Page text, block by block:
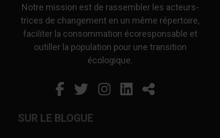
Notre mission est de rassembler les acteurs-
trices de changement en un même répertoire,
faciliter la consommation écoresponsable et
outiller la population pour une transition
écologique.
Facebook
Ce lien s'ouvrira dans
Twitter
Ce lien s'ouvrira
Instagram
Ce lien s'ouvrira
LinkedIn
Ce lienPartager
SUR LE BLOGUE